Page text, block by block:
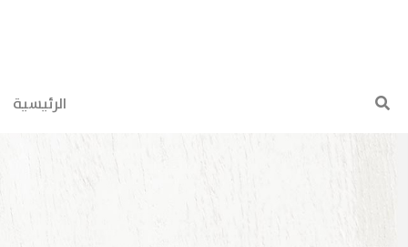
الرئيسية
(current)